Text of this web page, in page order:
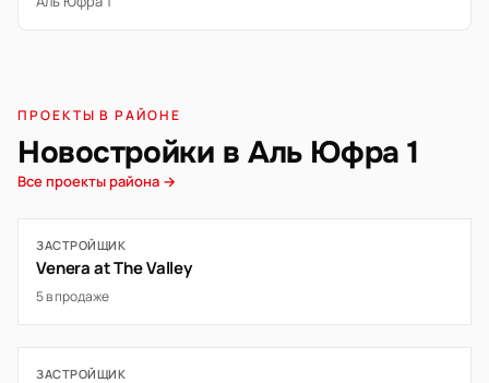
ПРОЕКТЫ В РАЙОНЕ
Новостройки в Аль Юфра 1
Все проекты района →
ЗАСТРОЙЩИК
Venera at The Valley
5 в продаже
ЗАСТРОЙЩИК